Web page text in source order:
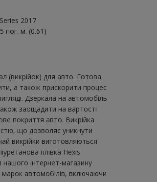
2017
пог. м. (0.61)
(викрійок) для авто. Готова
а також прискорити процес
Дзеркала на автомобіль
заощадити на вартості
покриття авто. Викрійка
що дозволяє уникнути
викрійки виготовляються
плівка Hexis
інтернет-магазину
марок автомобілів, включаючи